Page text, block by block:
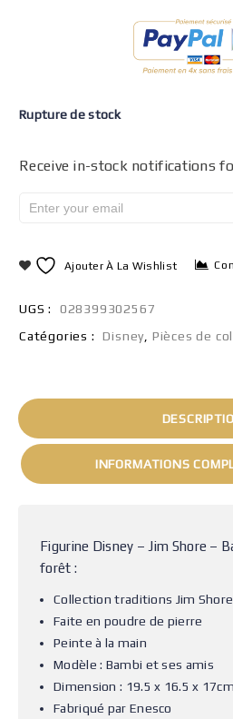
Rupture de stock
Receive in-stock notifications
Ajouter À La Wishlist
UGS :
028399302567
Catégories :
Disney Pièces de
INFORMATIONS
Figurine Disney – Jim Shore –
forêt :
Collection traditions Jim Shore
Faite en poudre de pierre
Peinte à la main
Modèle : Bambi et ses amis
Dimension : 19.5 x 16.5 x 17cm
Fabriqué par Enesco